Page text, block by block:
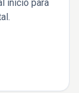
inicio para